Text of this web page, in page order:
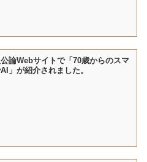
論Webサイトで「70歳からのスマ
」が紹介されました。